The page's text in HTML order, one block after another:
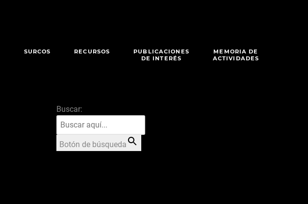
SURCOS RECURSOS
PUBLICACIONES
DE INTERÉS
MEMORIA DE
ACTIVIDADES
Buscar:
Botón de búsqueda